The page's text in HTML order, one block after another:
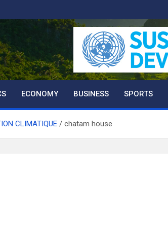
ECONOMY BUSINESS SPORTS
CLIMATIQUE chatam house